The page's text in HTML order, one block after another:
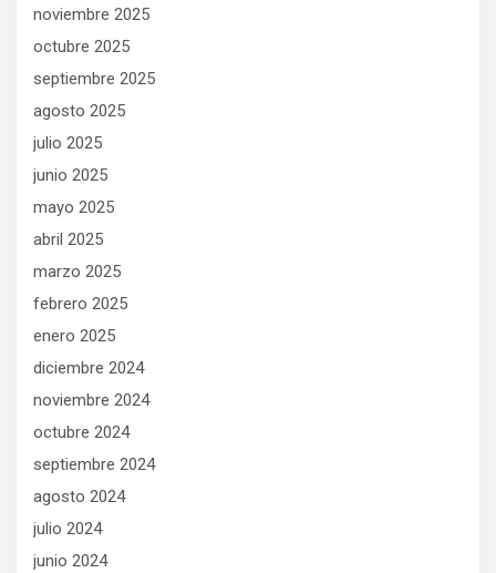
noviembre 2025
octubre 2025
septiembre 2025
agosto 2025
julio 2025
junio 2025
mayo 2025
abril 2025
marzo 2025
febrero 2025
enero 2025
diciembre 2024
noviembre 2024
octubre 2024
septiembre 2024
agosto 2024
julio 2024
junio 2024